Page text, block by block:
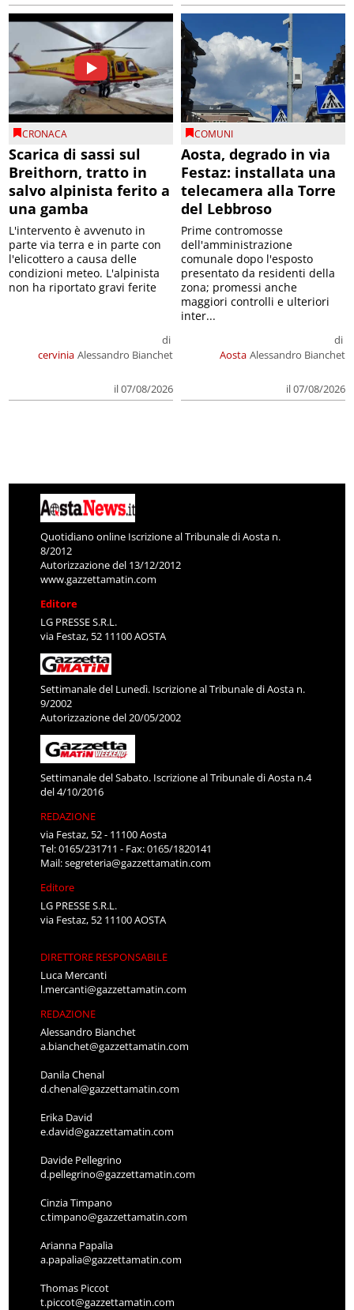
CRONACA
Scarica di sassi sul
Breithorn, tratto in
salvo alpinista ferito a
una gamba
cervinia
di
Alessandro Bianchet
il 07/08/2026
L'intervento è avvenuto in
parte via terra e in parte con
l'elicottero a causa delle
condizioni meteo. L'alpinista
non ha riportato gravi ferite
COMUNI
Aosta, degrado in via
Festaz: installata una
telecamera alla Torre
del Lebbroso
Aosta
di
Alessandro Bianchet
il 07/08/2026
Prime contromosse
dell'amministrazione
comunale dopo l'esposto
presentato da residenti della
zona; promessi anche
maggiori controlli e ulteriori
inter...
Quotidiano online Iscrizione al Tribunale di Aosta n.
8/2012
Autorizzazione del 13/12/2012
www.gazzettamatin.com
Editore
LG PRESSE S.R.L.
via Festaz, 52 11100 AOSTA
Settimanale del Lunedì. Iscrizione al Tribunale di Aosta n.
9/2002
Autorizzazione del 20/05/2002
Settimanale del Sabato. Iscrizione al Tribunale di Aosta n.4
del 4/10/2016
REDAZIONE
via Festaz, 52 - 11100 Aosta
Tel: 0165/231711 - Fax: 0165/1820141
Mail:segreteria@gazzettamatin.com
Editore
LG PRESSE S.R.L.
via Festaz, 52 11100 AOSTA
DIRETTORE RESPONSABILE
Luca Mercanti
l.mercanti@gazzettamatin.com
REDAZIONE
Alessandro Bianchet
a.bianchet@gazzettamatin.com
Danila Chenal
d.chenal@gazzettamatin.com
Erika David
e.david@gazzettamatin.com
Davide Pellegrino
d.pellegrino@gazzettamatin.com
Cinzia Timpano
c.timpano@gazzettamatin.com
Arianna Papalia
a.papalia@gazzettamatin.com
Thomas Piccot
t.piccot@gazzettamatin.com